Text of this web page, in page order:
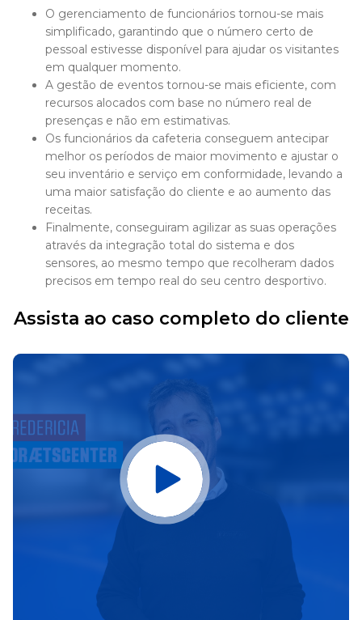
O gerenciamento de funcionários tornou-se mais
simplificado, garantindo que o número certo de
pessoal estivesse disponível para ajudar os visitantes
em qualquer momento.
A gestão de eventos tornou-se mais eficiente, com
recursos alocados com base no número real de
presenças e não em estimativas.
Os funcionários da cafeteria conseguem antecipar
melhor os períodos de maior movimento e ajustar o
seu inventário e serviço em conformidade, levando a
uma maior satisfação do cliente e ao aumento das
receitas.
Finalmente, conseguiram agilizar as suas operações
através da integração total do sistema e dos
sensores, ao mesmo tempo que recolheram dados
precisos em tempo real do seu centro desportivo.
Assista ao caso completo do cliente